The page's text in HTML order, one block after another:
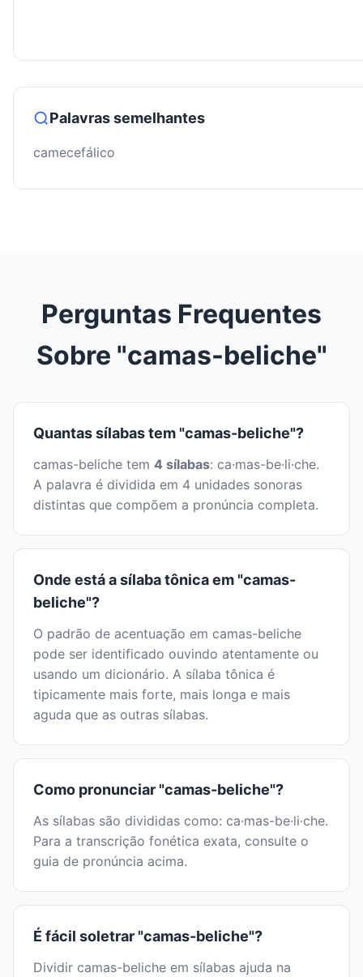
Palavras semelhantes
camecefálico
Perguntas Frequentes
Sobre "camas-beliche"
Quantas sílabas tem "camas-beliche"?
camas-beliche tem 4 sílabas: ca·mas-be·li·che.
A palavra é dividida em 4 unidades sonoras
distintas que compõem a pronúncia completa.
Onde está a sílaba tônica em "camas-
beliche"?
O padrão de acentuação em camas-beliche
pode ser identificado ouvindo atentamente ou
usando um dicionário. A sílaba tônica é
tipicamente mais forte, mais longa e mais
aguda que as outras sílabas.
Como pronunciar "camas-beliche"?
As sílabas são divididas como: ca·mas-be·li·che.
Para a transcrição fonética exata, consulte o
guia de pronúncia acima.
É fácil soletrar "camas-beliche"?
Dividir camas-beliche em sílabas ajuda na